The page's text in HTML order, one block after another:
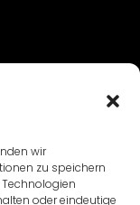
wir
zu speichern
oder eindeutige